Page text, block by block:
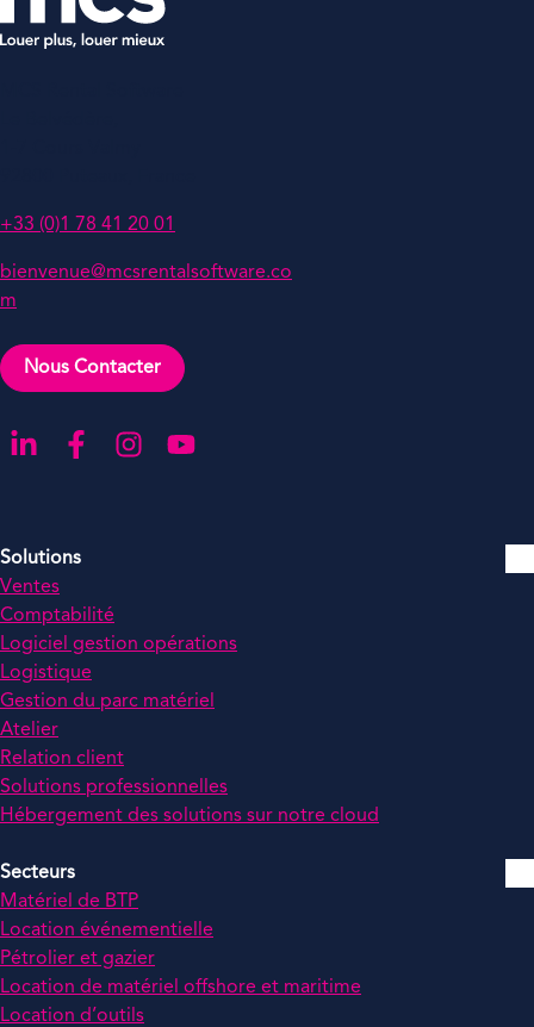
+33 (0)1 78 41 20 01
bienvenue@mcsrentalsoftware.co
m
Nous Contacter
Aller sur notre page LinkedIn
Aller sur notre page Facebook
Aller sur notre compte Instagram
Aller sur notre chaîne YouTube
Solutions
Ventes
Comptabilité
Logiciel gestion opérations
Logistique
Gestion du parc matériel
Atelier
Relation client
Solutions professionnelles
Hébergement des solutions sur notre cloud
Secteurs
Matériel de BTP
Location événementielle
Pétrolier et gazier
Location de matériel offshore et maritime
Location d’outils